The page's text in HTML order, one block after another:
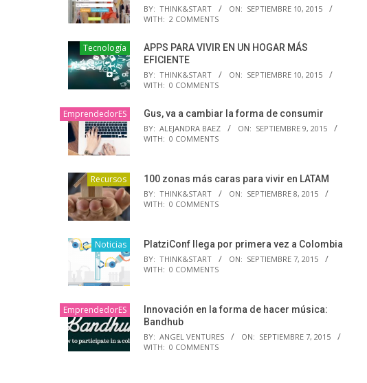
BY: THINK&START ON: SEPTIEMBRE 10, 2015
WITH: 2 COMMENTS
Tecnología
APPS PARA VIVIR EN UN HOGAR MÁS
EFICIENTE
BY: THINK&START ON: SEPTIEMBRE 10, 2015
WITH: 0 COMMENTS
EmprendedorES Gus, va a cambiar la forma de consumir
BY: ALEJANDRA BAEZ ON: SEPTIEMBRE 9, 2015
WITH: 0 COMMENTS
Recursos 100 zonas más caras para vivir en LATAM
BY: THINK&START ON: SEPTIEMBRE 8, 2015
WITH: 0 COMMENTS
Noticias PlatziConf llega por primera vez a Colombia
BY: THINK&START ON: SEPTIEMBRE 7, 2015
WITH: 0 COMMENTS
EmprendedorES
Innovación en la forma de hacer música:
Bandhub
BY: ANGEL VENTURES ON: SEPTIEMBRE 7, 2015
WITH: 0 COMMENTS